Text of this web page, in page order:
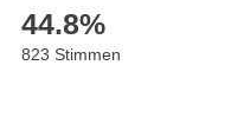
44.8%
823 Stimmen